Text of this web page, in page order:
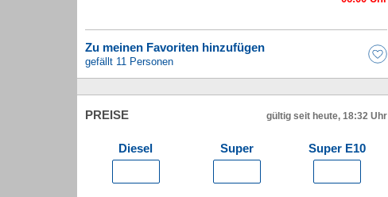
Zu meinen Favoriten hinzufügen
gefällt 11 Personen
PREISE gültig seit heute, 18:32 Uhr
Diesel Super Super E10